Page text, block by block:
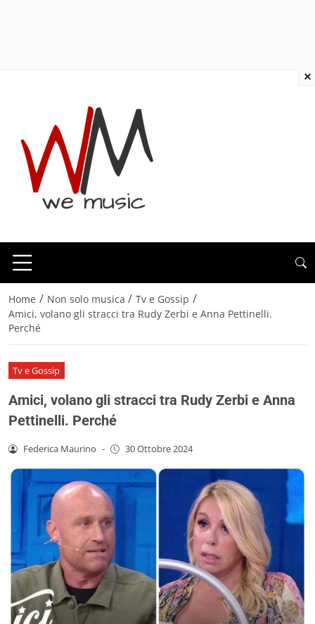
Home / Non solo musica / Tv e Gossip /
Amici, volano gli stracci tra Rudy Zerbi e Anna Pettinelli.
Perché
Tv e Gossip
Amici, volano gli stracci tra Rudy Zerbi e Anna
Pettinelli. Perché
Federica Maurino - 30 Ottobre 2024
×